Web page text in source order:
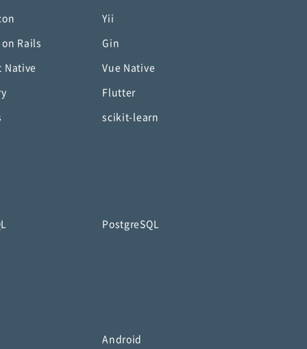
Yii
on Rails Gin
Native Vue Native
Flutter
scikit-learn
PostgreSQL
Android